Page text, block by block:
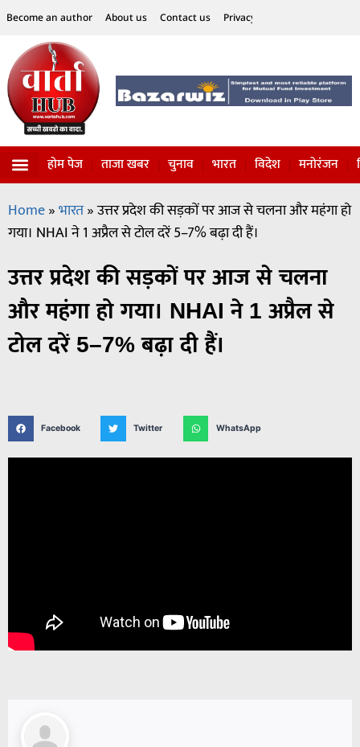
Become an author About us Contact us Privacy Policy
होम पेज ताजा खबर चुनाव भारत विदेश मनोरंजन
Home»भारत»उत्तर प्रदेश की सड़कों पर आज से चलना और महंगा हो
गया। NHAI ने 1 अप्रैल से टोल दरें 5–7% बढ़ा दी हैं।
उत्तर प्रदेश की सड़कों पर आज से चलना
और महंगा हो गया। NHAI ने 1 अप्रैल से
टोल दरें 5–7% बढ़ा दी हैं।
Facebook Twitter WhatsApp